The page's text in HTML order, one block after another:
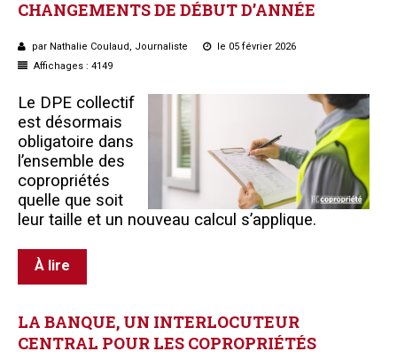
CHANGEMENTSDE DÉBUTD’ANNÉE
par Nathalie Coulaud, Journaliste
le 05 février 2026
Affichages : 4149
Le DPE collectif
est désormais
obligatoire dans
l’ensemble des
copropriétés
quelle que soit
leur taille et un nouveau calcul s’applique.
À lire
LA BANQUE, UN INTERLOCUTEUR
CENTRAL POUR LES COPROPRIÉTÉS